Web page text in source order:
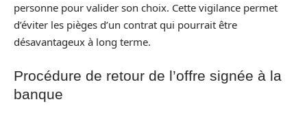
personne pour valider son choix. Cette vigilance permet
d’éviter les pièges d’un contrat qui pourrait être
désavantageux à long terme.
Procédure de retour de l’offre signée à la
banque